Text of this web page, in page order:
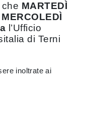
MARTEDÌ
l’Ufficio
di Terni
inoltrate ai